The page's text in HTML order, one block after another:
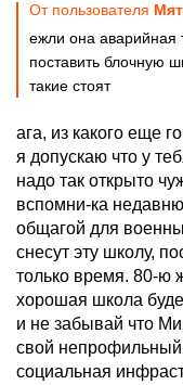
От пользователя
ежли она аварийная
поставить блочную
такие стоят
ага, из какого еще
я допускаю что у
надо так открыто
вспомни-ка
общагой для
снесут эту школу,
только время. 80-ю
хорошая школа
и не забывай что
свой непрофильный
социальная